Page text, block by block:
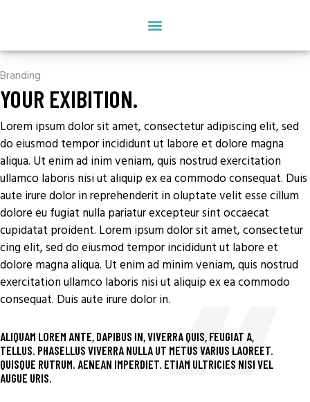
Branding
YOUR EXIBITION.
Lorem ipsum dolor sit amet, consectetur adipiscing elit, sed
do eiusmod tempor incididunt ut labore et dolore magna
aliqua. Ut enim ad inim veniam, quis nostrud exercitation
ullamco laboris nisi ut aliquip ex ea commodo consequat. Duis
aute irure dolor in reprehenderit in oluptate velit esse cillum
dolore eu fugiat nulla pariatur excepteur sint occaecat
cupidatat proident. Lorem ipsum dolor sit amet, consectetur
cing elit, sed do eiusmod tempor incididunt ut labore et
dolore magna aliqua. Ut enim ad minim veniam, quis nostrud
exercitation ullamco laboris nisi ut aliquip ex ea commodo
consequat. Duis aute irure dolor in.
ALIQUAM LOREM ANTE, DAPIBUS IN, VIVERRA QUIS, FEUGIAT A,
TELLUS. PHASELLUS VIVERRA NULLA UT METUS VARIUS LAOREET.
QUISQUE RUTRUM. AENEAN IMPERDIET. ETIAM ULTRICIES NISI VEL
AUGUE URIS.